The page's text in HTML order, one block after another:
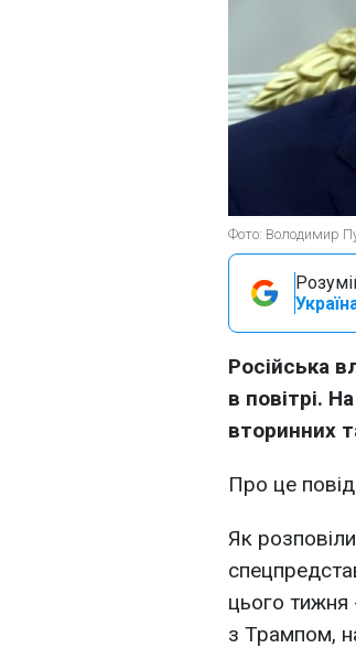
Фото: Володимир
Російська
в повітрі.
вторинних
Про це
Як
цього тижня
з Трампом,